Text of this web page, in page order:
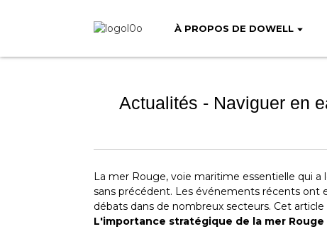
À PROPOS DE DOWELL
Actualités - Naviguer en
La mer Rouge, voie maritime essentielle qui
sans précédent. Les événements récents ont
débats dans de nombreux secteurs. Cet
L'importance stratégique de la mer Rouge